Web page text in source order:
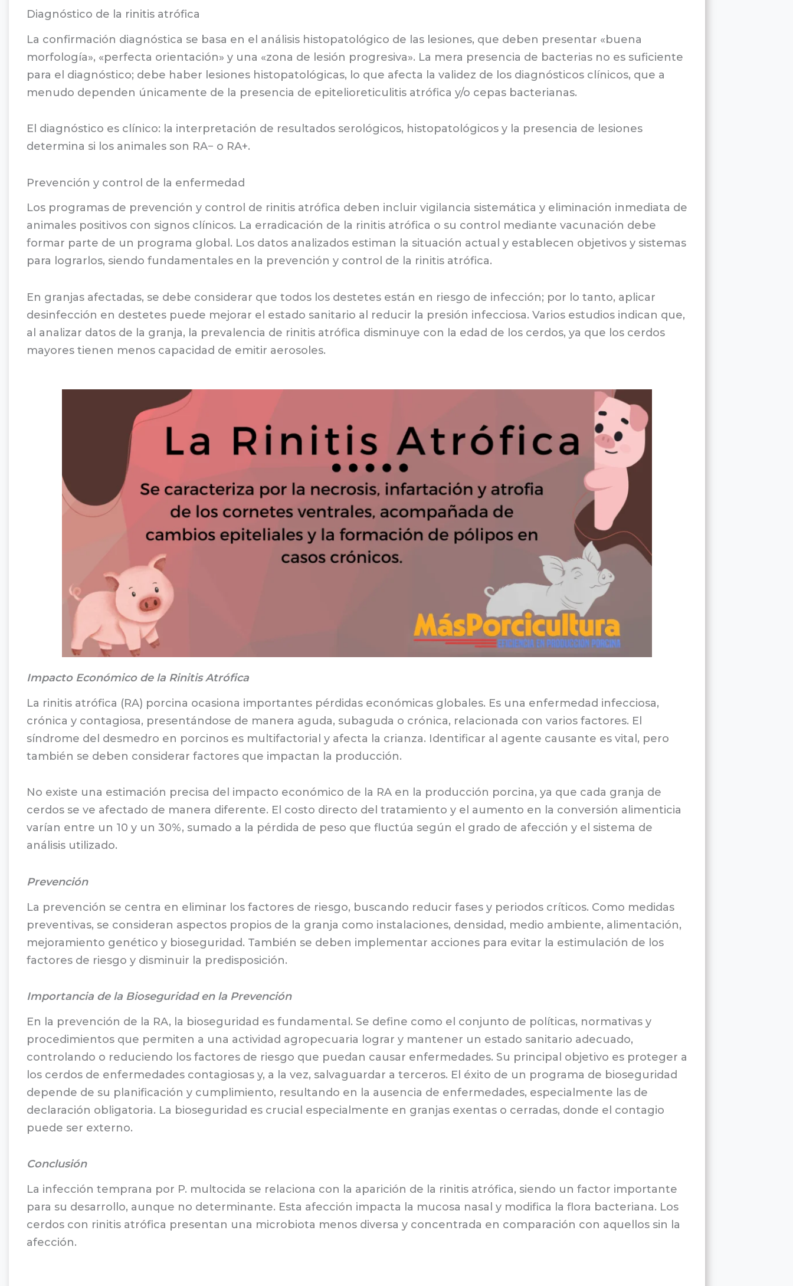
Diagnóstico de la rinitis atrófica
La confirmación diagnóstica se basa en el análisis histopatológico de las lesiones, que deben presentar «buena
morfología», «perfecta orientación» y una «zona de lesión progresiva». La mera presencia de bacterias no es suficiente
para el diagnóstico; debe haber lesiones histopatológicas, lo que afecta la validez de los diagnósticos clínicos, que a
menudo dependen únicamente de la presencia de epitelioreticulitis atrófica y/o cepas bacterianas.
El diagnóstico es clínico: la interpretación de resultados serológicos, histopatológicos y la presencia de lesiones
determina si los animales son RA− o RA+.
Prevención y control de la enfermedad
Los programas de prevención y control de rinitis atrófica deben incluir vigilancia sistemática y eliminación inmediata de
animales positivos con signos clínicos. La erradicación de la rinitis atrófica o su control mediante vacunación debe
formar parte de un programa global. Los datos analizados estiman la situación actual y establecen objetivos y sistemas
para lograrlos, siendo fundamentales en la prevención y control de la rinitis atrófica.
En granjas afectadas, se debe considerar que todos los destetes están en riesgo de infección; por lo tanto, aplicar
desinfección en destetes puede mejorar el estado sanitario al reducir la presión infecciosa. Varios estudios indican que,
al analizar datos de la granja, la prevalencia de rinitis atrófica disminuye con la edad de los cerdos, ya que los cerdos
mayores tienen menos capacidad de emitir aerosoles.
Impacto Económico de la Rinitis Atrófica
La rinitis atrófica (RA) porcina ocasiona importantes pérdidas económicas globales. Es una enfermedad infecciosa,
crónica y contagiosa, presentándose de manera aguda, subaguda o crónica, relacionada con varios factores. El
síndrome del desmedro en porcinos es multifactorial y afecta la crianza. Identificar al agente causante es vital, pero
también se deben considerar factores que impactan la producción.
No existe una estimación precisa del impacto económico de la RA en la producción porcina, ya que cada granja de
cerdos se ve afectado de manera diferente. El costo directo del tratamiento y el aumento en la conversión alimenticia
varían entre un 10 y un 30%, sumado a la pérdida de peso que fluctúa según el grado de afección y el sistema de
análisis utilizado.
Prevención
La prevención se centra en eliminar los factores de riesgo, buscando reducir fases y periodos críticos. Como medidas
preventivas, se consideran aspectos propios de la granja como instalaciones, densidad, medio ambiente, alimentación,
mejoramiento genético y bioseguridad. También se deben implementar acciones para evitar la estimulación de los
factores de riesgo y disminuir la predisposición.
Importancia de la Bioseguridad en la Prevención
En la prevención de la RA, la bioseguridad es fundamental. Se define como el conjunto de políticas, normativas y
procedimientos que permiten a una actividad agropecuaria lograr y mantener un estado sanitario adecuado,
controlando o reduciendo los factores de riesgo que puedan causar enfermedades. Su principal objetivo es proteger a
los cerdos de enfermedades contagiosas y, a la vez, salvaguardar a terceros. El éxito de un programa de bioseguridad
depende de su planificación y cumplimiento, resultando en la ausencia de enfermedades, especialmente las de
declaración obligatoria. La bioseguridad es crucial especialmente en granjas exentas o cerradas, donde el contagio
puede ser externo.
Conclusión
La infección temprana por P. multocida se relaciona con la aparición de la rinitis atrófica, siendo un factor importante
para su desarrollo, aunque no determinante. Esta afección impacta la mucosa nasal y modifica la flora bacteriana. Los
cerdos con rinitis atrófica presentan una microbiota menos diversa y concentrada en comparación con aquellos sin la
afección.